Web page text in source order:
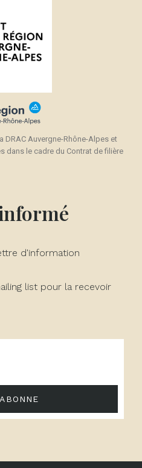
Auvergne-Rhône-Alpes et
dans le cadre du Contrat de filière
d'information
list pour la recevoir